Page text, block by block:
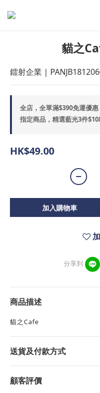
貓之
鐳射企業 |
全店，全單滿$390免運優
指定商品，精選藍光3件
HK$49.00
加入購物車
分享到
商品描述
貓之Cafe
送貨及付款方式
顧客評價